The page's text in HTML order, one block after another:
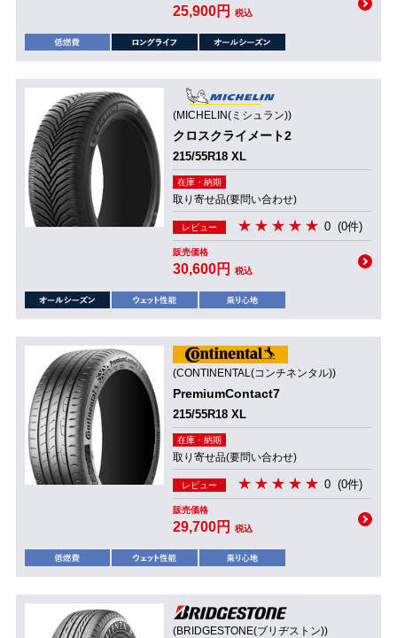
25,900円 税込
(MICHELIN(ミシュラン))
クロスクライメート2
215/55R18 XL
在庫・納期
取り寄せ品(要問い合わせ)
レビュー 0 (0件)
販売価格
30,600円 税込
(CONTINENTAL(コンチネンタル))
PremiumContact7
215/55R18 XL
在庫・納期
取り寄せ品(要問い合わせ)
レビュー 0 (0件)
販売価格
29,700円 税込
(BRIDGESTONE(ブリヂストン))